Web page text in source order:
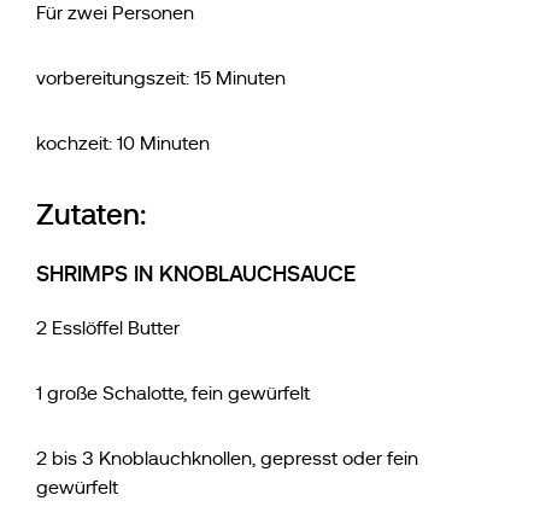
Für zwei Personen
vorbereitungszeit: 15 Minuten
kochzeit: 10 Minuten
Zutaten:
SHRIMPS IN KNOBLAUCHSAUCE
2 Esslöffel Butter
1 große Schalotte, fein gewürfelt
2 bis 3 Knoblauchknollen, gepresst oder fein
gewürfelt